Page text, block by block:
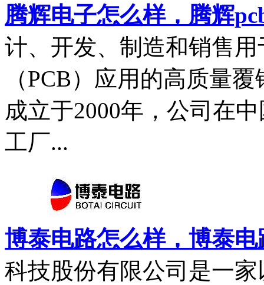
腾辉电子怎么样，腾辉
计、开发、制造和销售
（PCB）应用的高质量
成立于2000年，公司在
工厂...
博泰电路怎么样，博泰
科技股份有限公司是一